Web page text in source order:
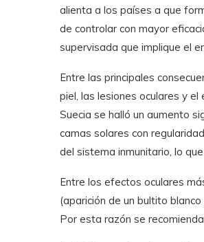
alienta a los países a que
de controlar con mayor
supervisada que implique el
Entre las principales
piel, las lesiones oculares y
Suecia se halló un aumento
camas solares con
del sistema inmunitario, lo
Entre los efectos oculares
(aparición de un bultito
Por esta razón se